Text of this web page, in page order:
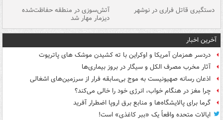
دستگیری قاتل فراری در نوشهر آتش‌سوزی در منطقه حفاظت‌شده
دیزمار مهار شد
آخرین اخبار
دردسر همزمان آمریکا و اوکراین با ته کشیدن موشک های پاتریوت
آثار مخرب مصرف الکل و سیگار در بروز بیماری‌ها
اذعان رسانه صهیونیست به موج بی‌سابقه فرار از سرزمین‌های اشغالی
چرا مغز در هنگام خواب، انرژی خود را خالی می‌کند؟
گرما برای پالایشگاه‌ها و منابع برق اروپا اضطرار آفرید
ایالات متحده واقعاً یک «ببر کاغذی» است!